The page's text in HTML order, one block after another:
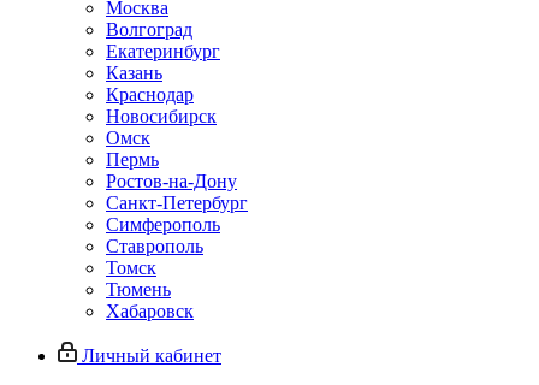
Москва
Волгоград
Екатеринбург
Казань
Краснодар
Новосибирск
Омск
Пермь
Ростов-на-Дону
Санкт-Петербург
Симферополь
Ставрополь
Томск
Тюмень
Хабаровск
Личный кабинет